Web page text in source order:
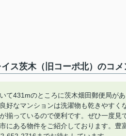
ス茨木（旧コーポ北）のコ
て431mのところに茨木畑田郵便局が
好なマンションは洗濯物も乾きやす
揃っているので便利です。ぜひ一度
にある物件をご紹介しております。